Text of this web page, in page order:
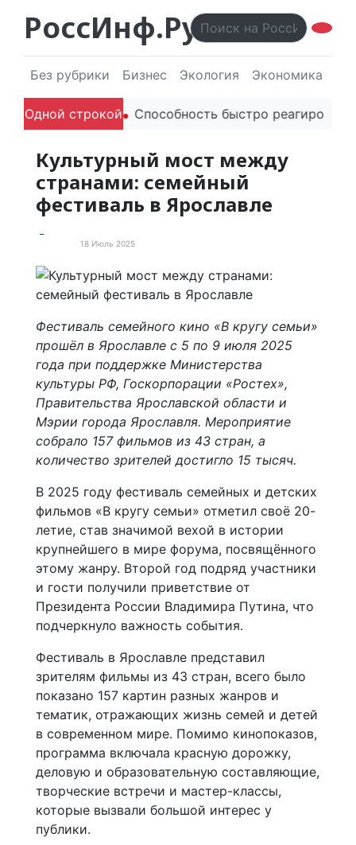
РоссИнф.Ру
Без рубрики Бизнес Экология Экономика
Одной строкой
в речи Способность быстро реагировать
Культурный мост между
странами: семейный
фестиваль в Ярославле
18 Июль 2025
Фестиваль семейного кино «В кругу семьи»
прошёл в Ярославле с 5 по 9 июля 2025
года при поддержке Министерства
культуры РФ, Госкорпорации «Ростех»,
Правительства Ярославской области и
Мэрии города Ярославля. Мероприятие
собрало 157 фильмов из 43 стран, а
количество зрителей достигло 15 тысяч.
В 2025 году фестиваль семейных и детских
фильмов «В кругу семьи» отметил своё 20-
летие, став значимой вехой в истории
крупнейшего в мире форума, посвящённого
этому жанру. Второй год подряд участники
и гости получили приветствие от
Президента России Владимира Путина, что
подчеркнуло важность события.
Фестиваль в Ярославле представил
зрителям фильмы из 43 стран, всего было
показано 157 картин разных жанров и
тематик, отражающих жизнь семей и детей
в современном мире. Помимо кинопоказов,
программа включала красную дорожку,
деловую и образовательную составляющие,
творческие встречи и мастер-классы,
которые вызвали большой интерес у
публики.